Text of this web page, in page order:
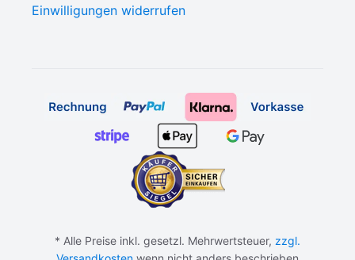
Einwilligungen widerrufen
* Alle Preise inkl. gesetzl. Mehrwertsteuer, zzgl.